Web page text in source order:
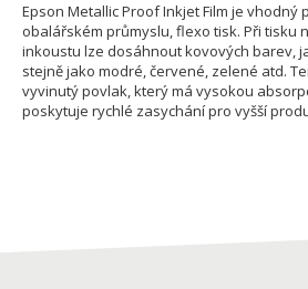
Epson Metallic Proof Inkjet Film je vhodný
obalářském průmyslu, flexo tisk. Při tisku
inkoustu lze dosáhnout kovových barev,
stejně jako modré, červené, zelené atd.
vyvinutý povlak, který má vysokou
poskytuje rychlé zasychání pro vyšší